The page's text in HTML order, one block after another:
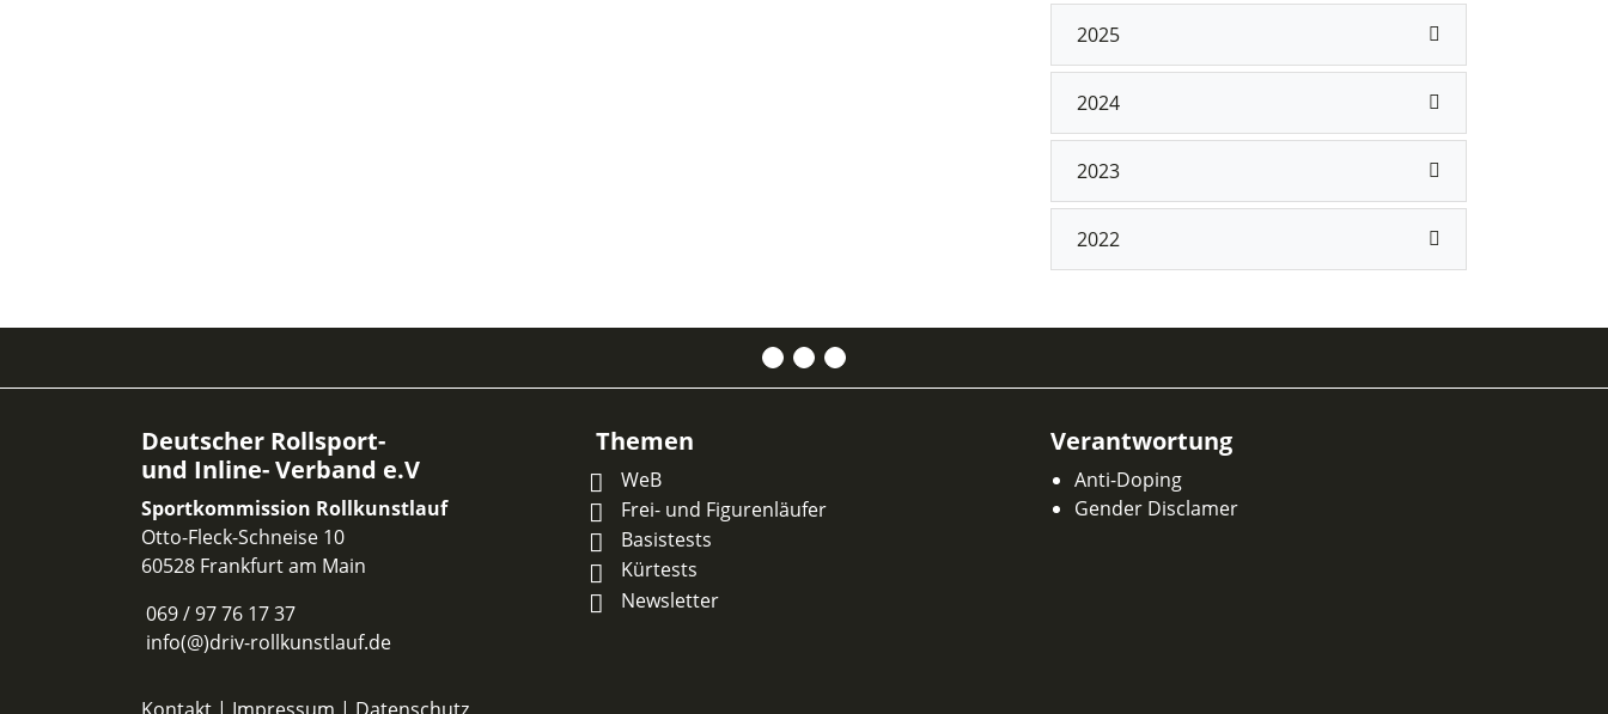
2025
2024
2023
2022
Deutscher Rollsport-
und Inline- Verband e.V
Sportkommission Rollkunstlauf
Otto-Fleck-Schneise 10
60528 Frankfurt am Main
069 / 97 76 17 37
info(@)driv-rollkunstlauf.de
Themen
WeB
Frei- und Figurenläufer
Basistests
Kürtests
Newsletter
Verantwortung
Anti-Doping
Gender Disclamer